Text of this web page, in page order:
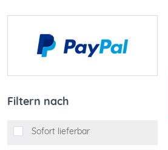
Filtern nach
Sofort lieferbar